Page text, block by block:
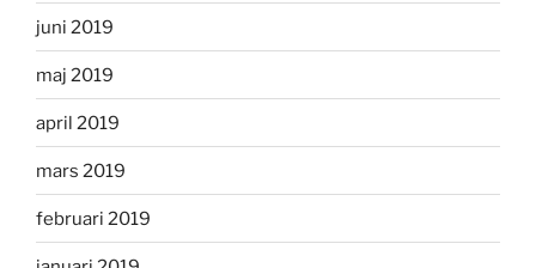
juni 2019
maj 2019
april 2019
mars 2019
februari 2019